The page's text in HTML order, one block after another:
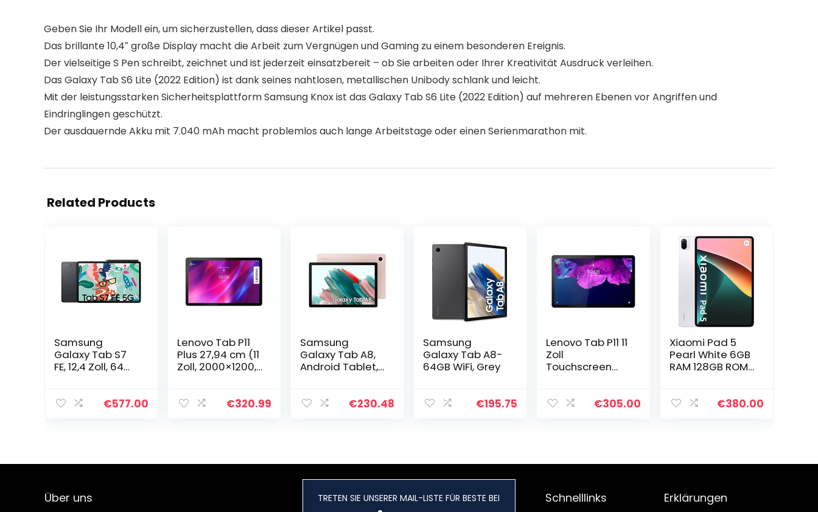
Geben Sie Ihr Modell ein, um sicherzustellen, dass dieser Artikel passt.
Das brillante 10,4″ große Display macht die Arbeit zum Vergnügen und Gaming zu einem besonderen Ereignis.
Der vielseitige S Pen schreibt, zeichnet und ist jederzeit einsatzbereit – ob Sie arbeiten oder Ihrer Kreativität Ausdruck verleihen.
Das Galaxy Tab S6 Lite (2022 Edition) ist dank seines nahtlosen, metallischen Unibody schlank und leicht.
Mit der leistungsstarken Sicherheitsplattform Samsung Knox ist das Galaxy Tab S6 Lite (2022 Edition) auf mehreren Ebenen vor Angriffen und
Eindringlingen geschützt.
Der ausdauernde Akku mit 7.040 mAh macht problemlos auch lange Arbeitstage oder einen Serienmarathon mit.
Related Products
Samsung
Galaxy Tab S7
FE, 12,4 Zoll, 64
RAM, 5G, Android
€577.00
Lenovo Tab P11
Plus 27,94 cm (11
Zoll, 2000×1200,
Computer€320.99
Samsung
Galaxy Tab A8,
Android Tablet,
Display, vier
€230.48
Samsung
Galaxy Tab A8-
64GB WiFi, Grey
€195.75
Lenovo Tab P11 11
Zoll
Touchscreen
Snapdragon
€305.00
Xiaomi Pad 5
Pearl White 6GB
RAM 128GB ROM,
€380.00
Über uns TRETEN SIE UNSERER MAIL-LISTE FÜR BESTE BEI Schnelllinks Erklärungen